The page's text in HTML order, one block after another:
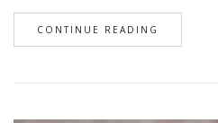
CONTINUE READING